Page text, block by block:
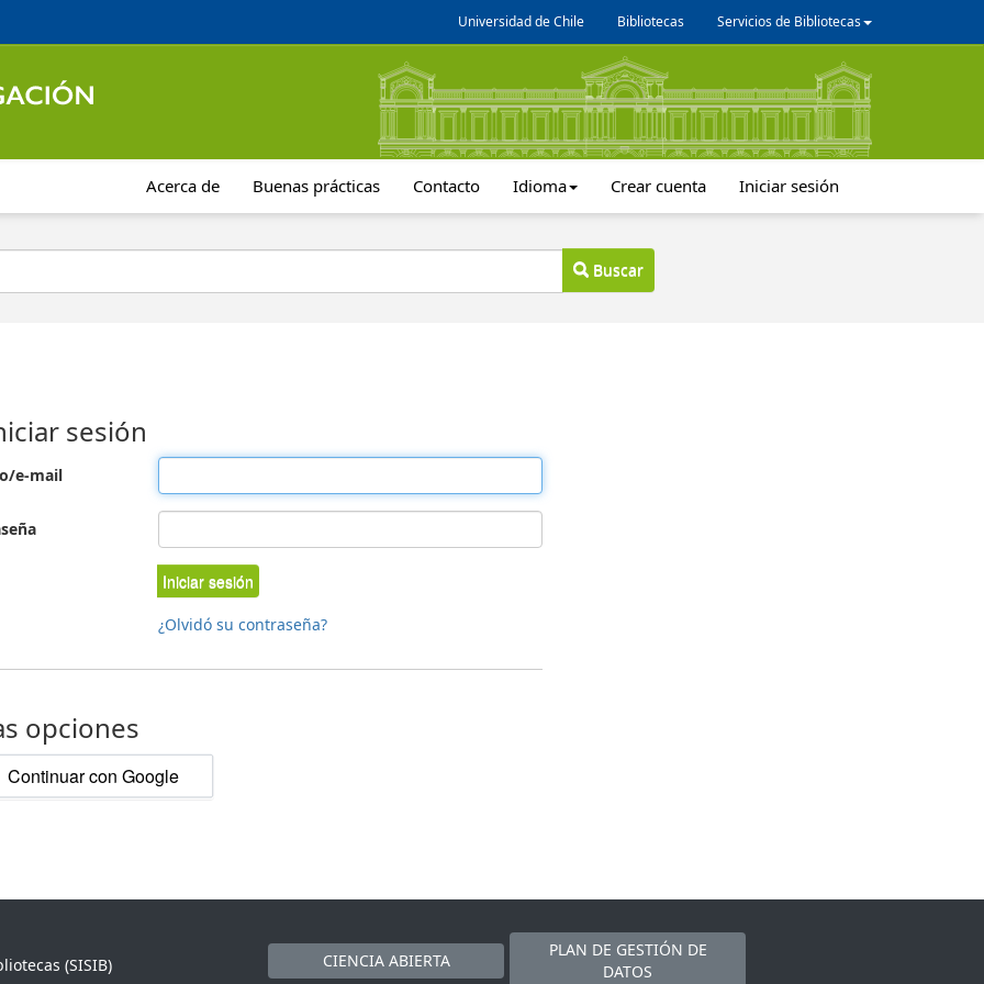
Universidad de Chile Bibliotecas Servicios de Bibliotecas
Acerca de Buenas prácticas Contacto Idioma Crear cuenta Iniciar sesión
Buscar
sesión
e-mail
Iniciar sesión
¿Olvidó su contraseña?
opciones
Continuar con Google
(SISIB)
CIENCIA ABIERTA
PLAN DE GESTIÓN DE
DATOS